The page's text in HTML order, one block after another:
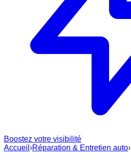
Boostez votre visibilité
Accueil ›Réparation & Entretien auto›